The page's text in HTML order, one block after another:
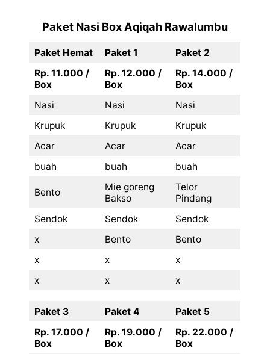
Paket Nasi Box Aqiqah Rawalumbu
Paket Hemat Paket 1
Paket 2
Rp. 11.000 /
Box
Rp. 12.000 /
Box
Rp. 14.000 /
Box
Nasi
Nasi
Nasi
Krupuk
Krupuk
Krupuk
Acar
Acar
Acar
buah
buah buah
Bento
Mie goreng
Bakso
Telor
Pindang
Sendok
Sendok
Sendok
x
Bento
Bento
x
x
x
x
x x
Paket 3 Paket 4
Paket 5
Rp. 17.000 /
Box
Rp. 19.000 /
Box
Rp. 22.000 /
Box